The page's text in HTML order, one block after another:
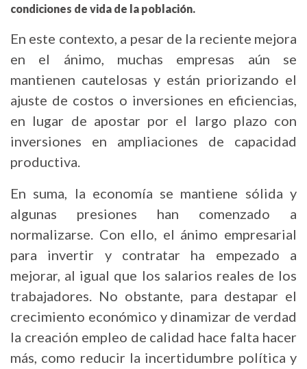
condiciones de vida de la población.
En este contexto, a pesar de la reciente mejora
en el ánimo, muchas empresas aún se
mantienen cautelosas y están priorizando el
ajuste de costos o inversiones en eficiencias,
en lugar de apostar por el largo plazo con
inversiones en ampliaciones de capacidad
productiva.
En suma, la economía se mantiene sólida y
algunas presiones han comenzado a
normalizarse. Con ello, el ánimo empresarial
para invertir y contratar ha empezado a
mejorar, al igual que los salarios reales de los
trabajadores. No obstante, para destapar el
crecimiento económico y dinamizar de verdad
la creación empleo de calidad hace falta hacer
más, como reducir la incertidumbre política y